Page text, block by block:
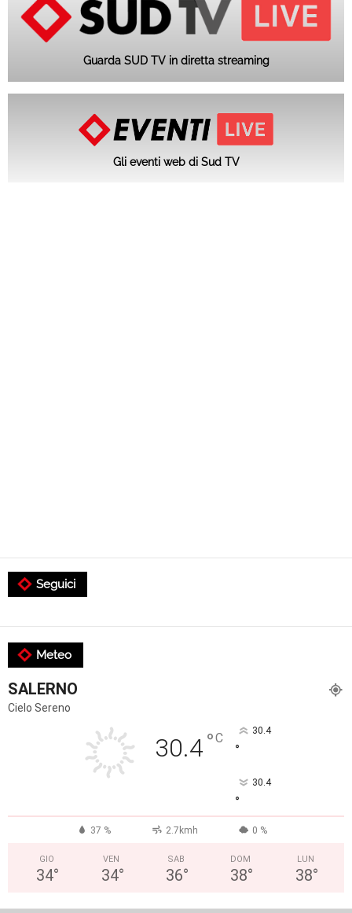
Guarda SUD TV in diretta streaming
Gli eventi web di Sud TV
Seguici
Meteo
SALERNO
Cielo Sereno
30.4°C 30.4
°
30.4
°
37 % 2.7kmh 0 %
GIO
34°
VEN
34°
SAB
36°
DOM
38°
LUN
38°